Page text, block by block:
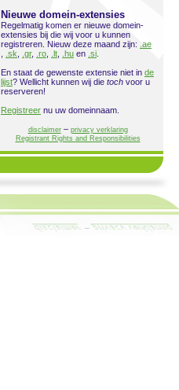
Nieuwe domein-extensies
Regelmatig komen er nieuwe domein-
extensies bij die wij voor u kunnen
registreren. Nieuw deze maand zijn: .ae
.sk .gr, .ro .lt .hu en .si
En staat de gewenste extensie niet in de
lijst? Wellicht kunnen wij die toch voor u
reserveren!
Registreer nu uw domeinnaam.
disclaimer– privacy verklaring
Registrant Rights and Responsibilities